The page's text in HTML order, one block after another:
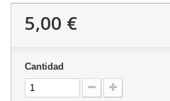
5,00 €
Cantidad